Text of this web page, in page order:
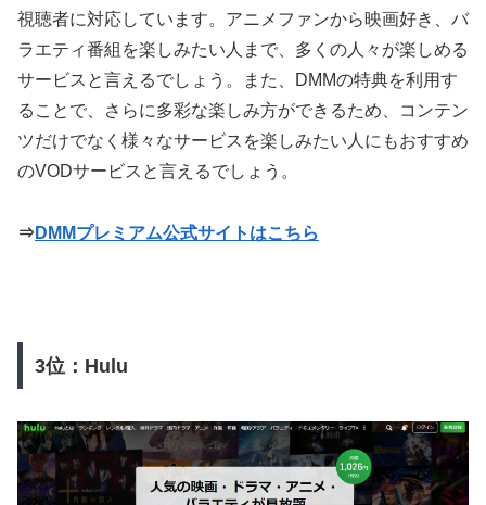
視聴者に対応しています。アニメファンから映画好き、バ
ラエティ番組を楽しみたい人まで、多くの人々が楽しめる
サービスと言えるでしょう。また、DMMの特典を利用す
ることで、さらに多彩な楽しみ方ができるため、コンテン
ツだけでなく様々なサービスを楽しみたい人にもおすすめ
のVODサービスと言えるでしょう。
⇒ DMMプレミアム公式サイトはこちら
3位：Hulu